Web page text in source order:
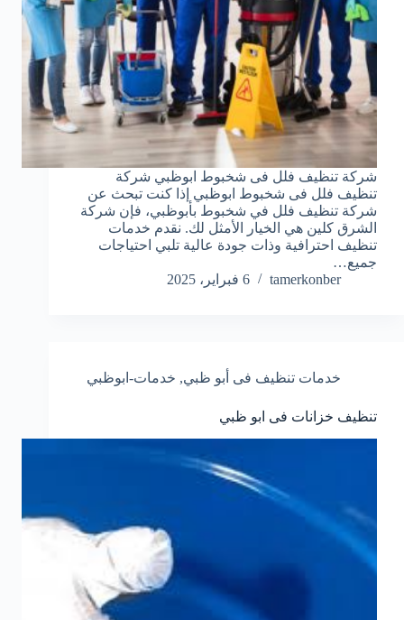
شركة تنظيف فلل فى شخبوط ابوظبي شركة
تنظيف فلل فى شخبوط ابوظبي إذا كنت تبحث عن
شركة تنظيف فلل في شخبوط بأبوظبي، فإن شركة
الشرق كلين هي الخيار الأمثل لك. نقدم خدمات
تنظيف احترافية وذات جودة عالية تلبي احتياجات
جميع…
tamerkonber
6 فبراير، 2025
خدمات تنظيف فى أبو ظبي, خدمات-ابوظبي
تنظيف خزانات فى ابو ظبي